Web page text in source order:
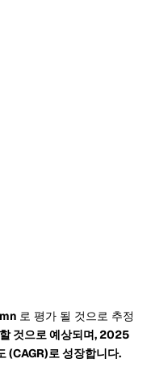
로 평가 될 것으로 추정
것으로 예상되며, 2025
(CAGR)로 성장합니다.